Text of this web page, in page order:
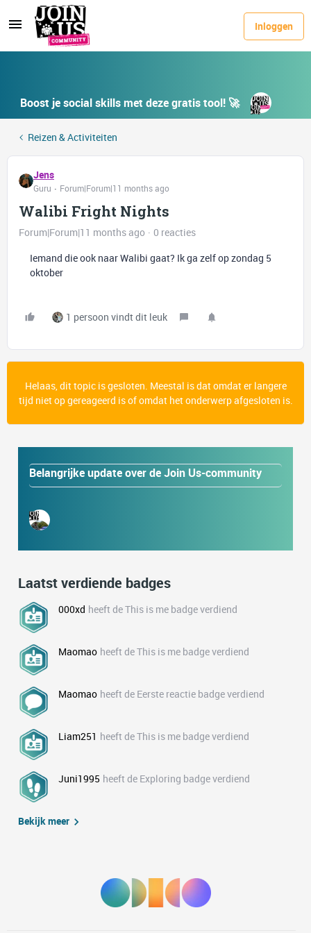
Inloggen
Boost je social skills met deze gratis tool! 🚀
Reizen & Activiteiten
Jens
Guru Forum|Forum|11 months ago
Walibi Fright Nights
Forum|Forum|11 months ago
0 reacties
Iemand die ook naar Walibi gaat? Ik ga zelf op zondag 5
oktober
1 persoon vindt dit leuk
Helaas, dit topic is gesloten. Meestal is dat omdat er langere
tijd niet op gereageerd is of omdat het onderwerp afgesloten is.
Belangrijke update over de Join Us-community
Laatst verdiende badges
000xd heeft de This is me badge verdiend
Maomao heeft de This is me badge verdiend
Maomao heeft de Eerste reactie badge verdiend
Liam251 heeft de This is me badge verdiend
Juni1995 heeft de Exploring badge verdiend
Bekijk meer